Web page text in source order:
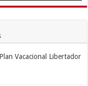
Vacacional Libertador